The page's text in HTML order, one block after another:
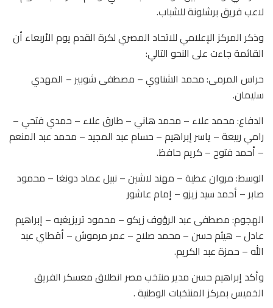
لاعب فريق برشلونة للشباب.
وذكر المركز الإعلامي للاتحاد المصري لكرة القدم يوم الأربعاء أن
القائمة جاءت على النحو التالي:
حراس المرمى: محمد الشناوي – مصطفى شوبير – المهدي
سليمان.
الدفاع: محمد علاء – محمد هاني – طارق علاء – حمدي فتحي –
رامي ربيعة – ياسر إبراهيم – حسام عبد المجيد – محمد عبد المنعم
– أحمد فتوح – كريم حافظ.
الوسط: مروان عطية – مهند لاشين – نبيل عماد دونغا – محمود
صابر – أحمد سيد زيزو – إمام عاشور
الهجوم: مصطفى عبد الرؤوف زيكو – محمود تريزيغيه – إبراهيم
عادل – هيثم حسن – محمد صلاح – عمر مرموش – أقطاي عبد
الله – حمزة عبد الكريم.
وأكد إبراهيم حسن مدير منتخب مصر انطلاق معسكر الفريق
الخميس بمركز المنتخبات الوطنية .